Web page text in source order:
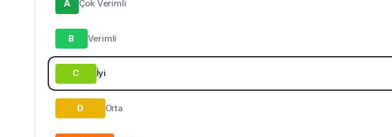
A Çok Verimli
B Verimli
C İyi
D Orta